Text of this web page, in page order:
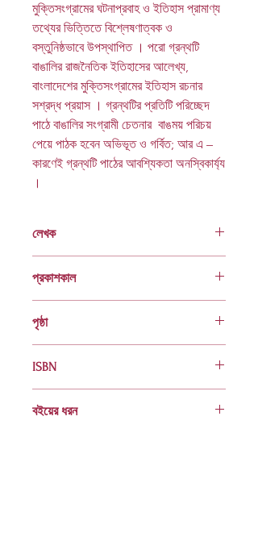
মুক্তিসংগ্রামের ঘটনাপ্রবাহ ও ইতিহাস প্রামাণ্য
তথ্যের ভিত্তিতে বিশ্লেষণাত্বক ও
বস্তুনিষ্ঠভাবে উপস্থাপিত । পরো গ্রন্থটি
বাঙালির রাজনৈতিক ইতিহাসের আলেখ্য,
বাংলাদেশের মুক্তিসংগ্রামের ইতিহাস রচনার
সশ্রদ্ধ প্রয়াস । গ্রন্থটির প্রতিটি পরিচ্ছেদ
পাঠে বাঙালির সংগ্রামী চেতনার বাঙময় পরিচয়
পেয়ে পাঠক হবেন অভিভূত ও গর্বিত; আর এ –
কারণেই গ্রন্থটি পাঠের আবশ্যিকতা অনস্বিকার্য্য
।
লেখক
প্রকাশকাল
পৃষ্ঠা
ISBN
বইয়ের ধরন